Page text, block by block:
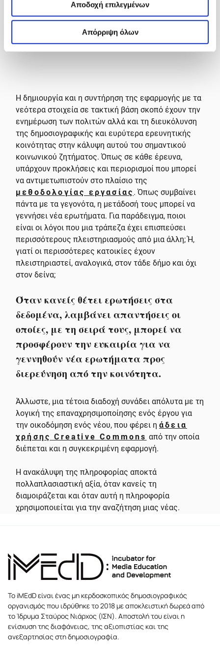
Αποδοχή επιλεγμένων
Απόρριψη όλων
Η δημιουργία και η συντήρηση της εφαρμογής με τα
νεότερα στοιχεία σε τακτική βάση σκοπό έχουν την
ενημέρωση των πολιτών αλλά και τη διευκόλυνση
της δημοσιογραφικής και ευρύτερα ερευνητικής
κοινότητας στην κάλυψη αυτού του σημαντικού
κοινωνικού ζητήματος. Όπως σε κάθε έρευνα,
υπάρχουν προκλήσεις και περιορισμοί που μπορεί
να αντιμετωπιστούν στο πλαίσιο της
μεθοδολογίας εργασίας . Όπως συμβαίνει
πάντα με τα γεγονότα, η μετάδοσή τους μπορεί να
γεννήσει νέα ερωτήματα. Για παράδειγμα, ποιοι
είναι οι λόγοι που μια τράπεζα έχει επισπεύσει
περισσότερους πλειστηριασμούς από μια άλλη; Ή,
γιατί οι περισσότερες κατοικίες έχουν
πλειστηριαστεί, αναλογικά, στον τάδε δήμο και όχι
στον δείνα;
Όταν κανείς θέτει ερωτήσεις στα
δεδομένα, λαμβάνει απαντήσεις οι
οποίες, με τη σειρά τους, μπορεί να
προσφέρουν την ευκαιρία για να
γεννηθούν νέα ερωτήματα προς
διερεύνηση από την κοινότητα.
Άλλωστε, μια τέτοια διαδοχή συνάδει απόλυτα με τη
λογική της επαναχρησιμοποίησης ενός έργου για
την οικοδόμηση ενός νέου, που φέρει η άδεια
χρήσης Creative Commons από την οποία
διέπεται και η συγκεκριμένη εφαρμογή.
Η ανακάλυψη της πληροφορίας αποκτά
πολλαπλασιαστική αξία, όταν κανείς τη
διαμοιράζεται και όταν αυτή η πληροφορία
χρησιμοποιείται για την αναζήτηση μιας νέας.
Το iMEdD είναι ένας μη κερδοσκοπικός δημοσιογραφικός
οργανισμός που ιδρύθηκε το 2018 με αποκλειστική δωρεά από
το Ίδρυμα Σταύρος Νιάρχος (ΙΣΝ). Αποστολή του είναι η
ενίσχυση της διαφάνειας, της αξιοπιστίας και της
ανεξαρτησίας στη δημοσιογραφία.